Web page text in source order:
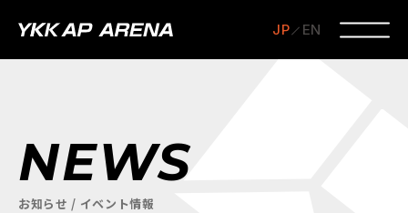
JP EN
NEWS
お知らせ / イベント情報